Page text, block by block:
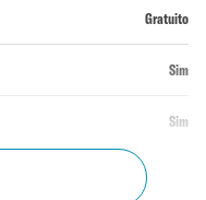
Gratuito
Sim
Sim